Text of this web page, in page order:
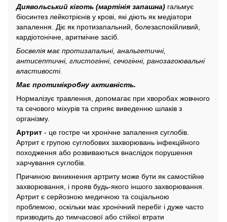
Диявольський кіготь (мартінія запашна) гальмує
біосинтез лейкотрієнів у крові, які діють як медіатори
запалення. Діє як протизапальний, болезаспокійливий,
кардіотонічне, аритмічне засіб.
Босвелія має протизапальні, анальгетичні,
антисептичні, глистогінні, сечогінні, ранозагоювальні
властивості.
Має протимікробну активність.
Нормалізує травлення, допомагає при хворобах жовчного
та сечового міхурів та сприяє виведенню шлаків з
організму.
Артрит - це гостре чи хронічне запалення суглобів.
Артрит є групою суглобових захворювань інфекційного
походження або розвиваються внаслідок порушення
харчування суглобів.
Причиною виникнення артриту може бути як самостійне
захворювання, і прояв будь-якого іншого захворювання.
Артрит є серйозною медичною та соціальною
проблемою, оскільки має хронічний перебіг і дуже часто
призводить до тимчасової або стійкої втрати